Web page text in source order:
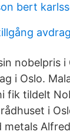
bert
nobelpris i
i Oslo.
fik tildelt
i
metals